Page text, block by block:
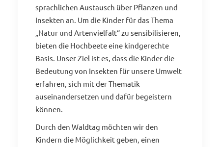
sprachlichen Austausch über Pflanzen und
Insekten an. Um die Kinder für das Thema
„Natur und Artenvielfalt“ zu sensibilisieren,
bieten die Hochbeete eine kindgerechte
Basis. Unser Ziel ist es, dass die Kinder die
Bedeutung von Insekten für unsere Umwelt
erfahren, sich mit der Thematik
auseinandersetzen und dafür begeistern
können.
Durch den Waldtag möchten wir den
Kindern die Möglichkeit geben, einen